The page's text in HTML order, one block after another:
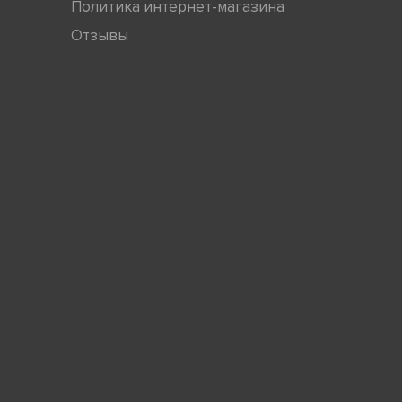
Политика интернет-магазина
Отзывы